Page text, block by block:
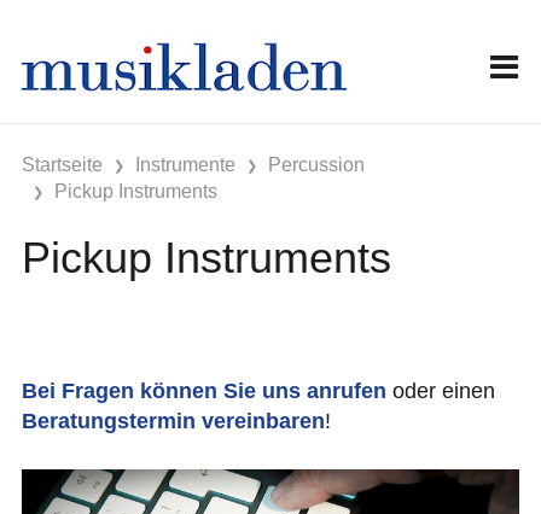
Startseite Instrumente
Percussion
Pickup Instruments
Pickup Instruments
Bei Fragen können Sie uns anrufen oder einen
Beratungstermin vereinbaren!